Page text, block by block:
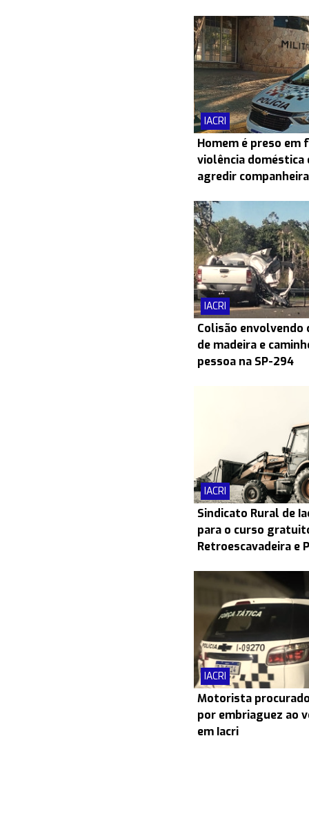
IACRI
Homem é preso
violência doméstica
agredir
IACRI
Colisão envolvendo
de madeira e
pessoa na SP-294
IACRI
Sindicato Rural de
para o curso
Retroescavadeira e
IACRI
Motorista
por embriaguez ao
em Iacri